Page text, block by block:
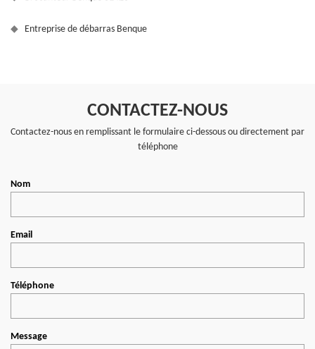
Entreprise de débarras Benque
CONTACTEZ-NOUS
Contactez-nous en remplissant le formulaire ci-dessous ou directement par
téléphone
Nom
Email
Téléphone
Message